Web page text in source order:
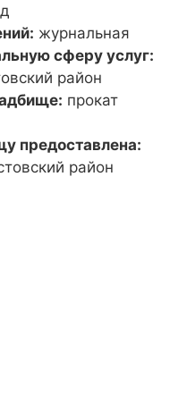
журнальная
сферу услуг:
район
прокат
предоставлена:
район